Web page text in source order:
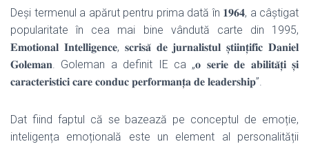
Deși termenul a apărut pentru prima dată în 𝟏𝟗𝟔𝟒, a câștigat
popularitate în cea mai bine vândută carte din 1995,
𝐄𝐦𝐨𝐭𝐢𝐨𝐧𝐚𝐥 𝐈𝐧𝐭𝐞𝐥𝐥𝐢𝐠𝐞𝐧𝐜𝐞, 𝐬𝐜𝐫𝐢𝐬𝐚̆ 𝐝𝐞 𝐣𝐮𝐫𝐧𝐚𝐥𝐢𝐬𝐭𝐮𝐥 𝐬̦𝐭𝐢𝐢𝐧𝐭̦𝐢𝐟𝐢𝐜 𝐃𝐚𝐧𝐢𝐞𝐥
𝐆𝐨𝐥𝐞𝐦𝐚𝐧. Goleman a definit IE ca „𝐨 𝐬𝐞𝐫𝐢𝐞 𝐝𝐞 𝐚𝐛𝐢𝐥𝐢𝐭𝐚̆𝐭̦𝐢 𝐬̦𝐢
𝐜𝐚𝐫𝐚𝐜𝐭𝐞𝐫𝐢𝐬𝐭𝐢𝐜𝐢 𝐜𝐚𝐫𝐞 𝐜𝐨𝐧𝐝𝐮𝐜 𝐩𝐞𝐫𝐟𝐨𝐫𝐦𝐚𝐧𝐭̦𝐚 𝐝𝐞 𝐥𝐞𝐚𝐝𝐞𝐫𝐬𝐡𝐢𝐩”.
Dat fiind faptul că se bazează pe conceptul de emoție,
inteligența emoțională este un element al personalității